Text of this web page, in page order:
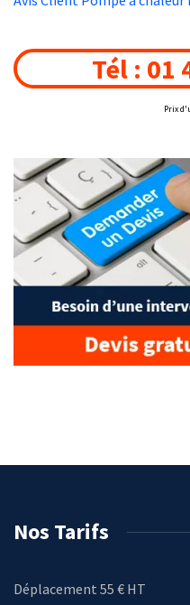
Tél : 01
Prix
Nos Tarifs
Déplacement 55 € HT